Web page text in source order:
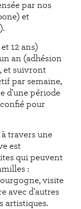
par nos
et
12 ans)
an (adhésion
et suivront
par semaine,
d'une période
pour
travers une
est
qui peuvent
:
visite
avec d'autres
artistiques.